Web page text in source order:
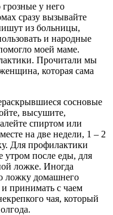
у него
сразу вызывайте
из больницы,
и народные
моей маме.
Прочитали мы
которая сама
сосновые
высушите,
спиртом или
на две недели, 1 – 2
Для профилактики
утром после еды, для
ложке. Иногда
ложку домашнего
принимать с чаем
чая, который